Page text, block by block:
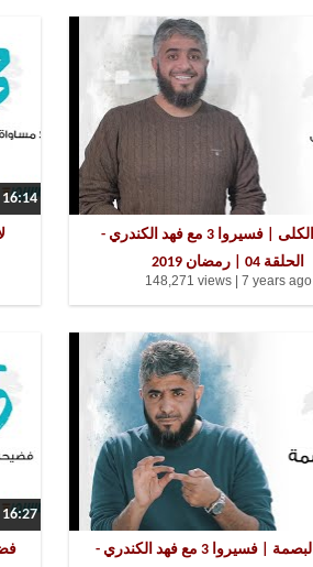
أسرار الكلى | فسيروا 3 مع فهد الكندري -
الحلقة 04 | رمضان 2019
148,271 views | 7 years ago
16:14
غرائب البصمة | فسيروا 3 مع فهد الكندري -
16:27